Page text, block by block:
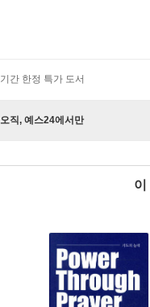
기간 한정 특가 도서
오직, 예스24에서만
이